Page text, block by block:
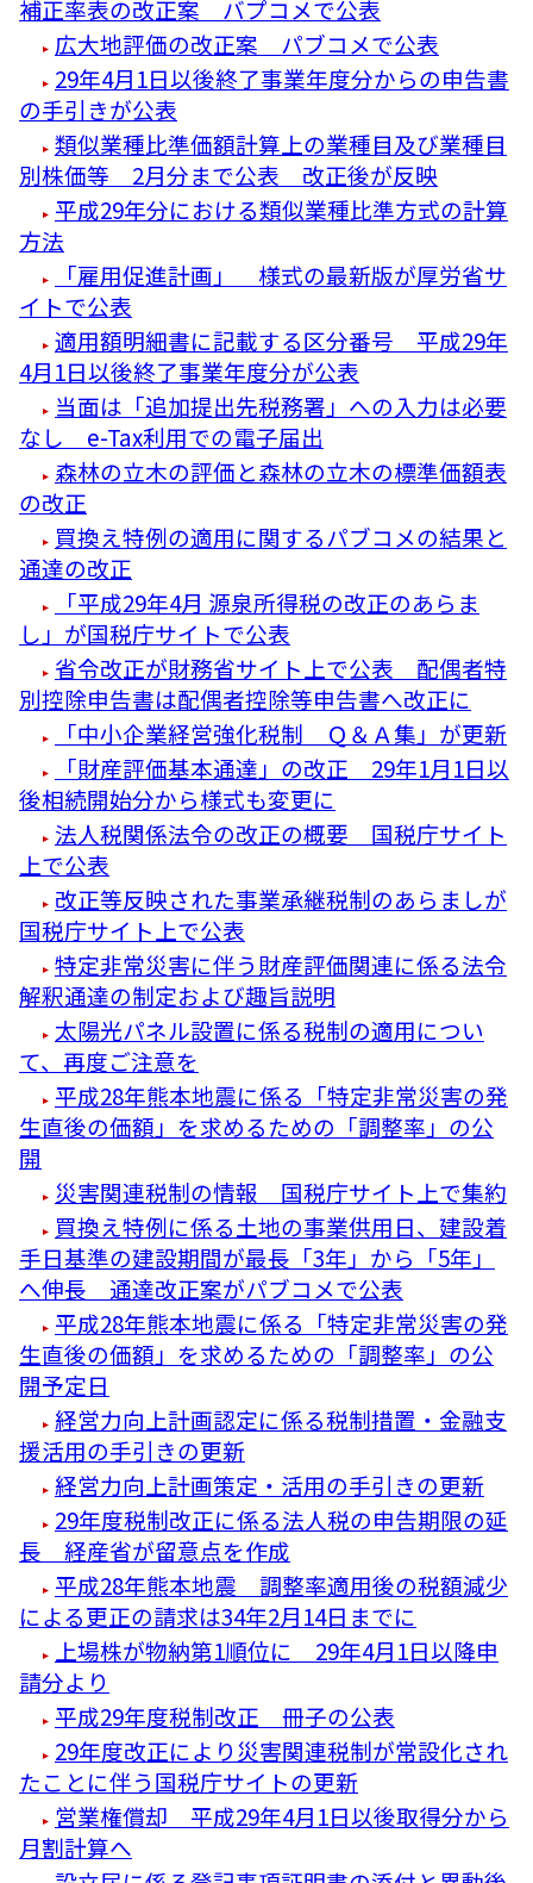
補正率表の改正案 バプコメで公表
広大地評価の改正案 パブコメで公表
29年4月1日以後終了事業年度分からの申告書
の手引きが公表
類似業種比準価額計算上の業種目及び業種目
別株価等 2月分まで公表 改正後が反映
平成29年分における類似業種比準方式の計算
方法
「雇用促進計画」 様式の最新版が厚労省サ
イトで公表
適用額明細書に記載する区分番号 平成29年
4月1日以後終了事業年度分が公表
当面は「追加提出先税務署」への入力は必要
なし e-Tax利用での電子届出
森林の立木の評価と森林の立木の標準価額表
の改正
買換え特例の適用に関するパブコメの結果と
通達の改正
「平成29年4月 源泉所得税の改正のあらま
し」が国税庁サイトで公表
省令改正が財務省サイト上で公表 配偶者特
別控除申告書は配偶者控除等申告書へ改正に
「中小企業経営強化税制 Ｑ＆Ａ集」が更新
「財産評価基本通達」の改正 29年1月1日以
後相続開始分から様式も変更に
法人税関係法令の改正の概要 国税庁サイト
上で公表
改正等反映された事業承継税制のあらましが
国税庁サイト上で公表
特定非常災害に伴う財産評価関連に係る法令
解釈通達の制定および趣旨説明
太陽光パネル設置に係る税制の適用につい
て、再度ご注意を
平成28年熊本地震に係る「特定非常災害の発
生直後の価額」を求めるための「調整率」の公
開
災害関連税制の情報 国税庁サイト上で集約
買換え特例に係る土地の事業供用日、建設着
手日基準の建設期間が最長「3年」から「5年」
へ伸長 通達改正案がパブコメで公表
平成28年熊本地震に係る「特定非常災害の発
生直後の価額」を求めるための「調整率」の公
開予定日
経営力向上計画認定に係る税制措置・金融支
援活用の手引きの更新
経営力向上計画策定・活用の手引きの更新
29年度税制改正に係る法人税の申告期限の延
長 経産省が留意点を作成
平成28年熊本地震 調整率適用後の税額減少
による更正の請求は34年2月14日までに
上場株が物納第1順位に 29年4月1日以降申
請分より
平成29年度税制改正 冊子の公表
29年度改正により災害関連税制が常設化され
たことに伴う国税庁サイトの更新
営業権償却 平成29年4月1日以後取得分から
月割計算へ